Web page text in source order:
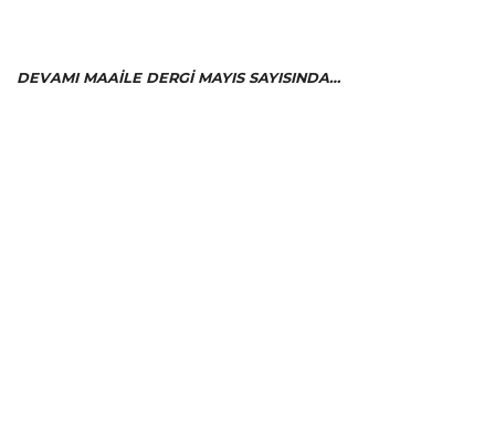
DEVAMI MAAILE DERGI MAYIS SAYISINDA…